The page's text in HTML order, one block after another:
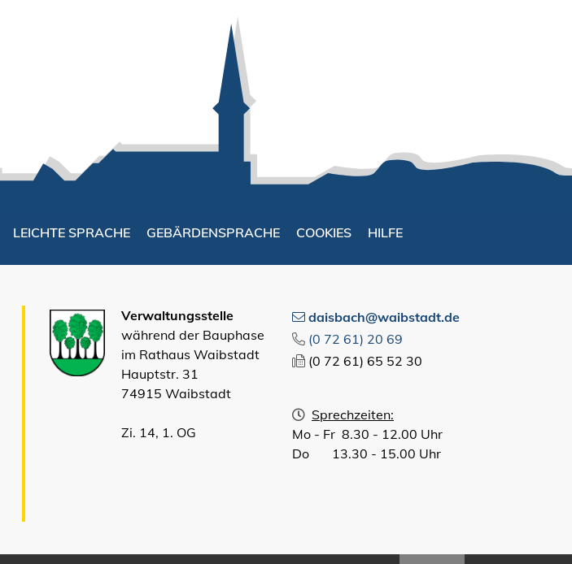
LEICHTE SPRACHE GEBÄRDENSPRACHE COOKIES HILFE
Verwaltungsstelle
während der Bauphase
im Rathaus Waibstadt
Hauptstr. 31
74915 Waibstadt
Zi. 14, 1. OG
daisbach@waibstadt.de
(0 72 61) 20 69
(0 72 61) 65 52 30
Sprechzeiten:
Mo - Fr 8.30 - 12.00 Uhr
Do 13.30 - 15.00 Uhr